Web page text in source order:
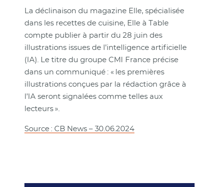
La déclinaison du magazine Elle, spécialisée
dans les recettes de cuisine, Elle à Table
compte publier à partir du 28 juin des
illustrations issues de l’intelligence artificielle
(IA). Le titre du groupe CMI France précise
dans un communiqué : « les premières
illustrations conçues par la rédaction grâce à
l’IA seront signalées comme telles aux
lecteurs ».
Source : CB News – 30.06.2024